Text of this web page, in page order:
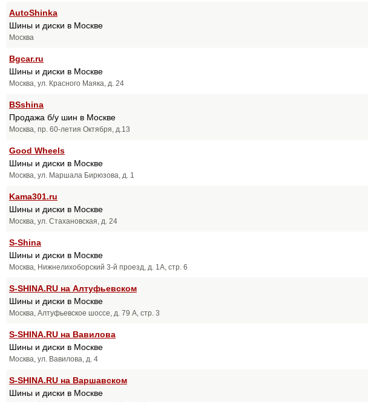
AutoShinka
Шины и диски в Москве
Москва
Bgcar.ru
Шины и диски в Москве
Москва, ул. Красного Маяка, д. 24
BSshina
Продажа б/у шин в Москве
Москва, пр. 60-летия Октября, д.13
Good Wheels
Шины и диски в Москве
Москва, ул. Маршала Бирюзова, д. 1
Kama301.ru
Шины и диски в Москве
Москва, ул. Стахановская, д. 24
S-Shina
Шины и диски в Москве
Москва, Нижнелихоборский 3-й проезд, д. 1А, стр. 6
S-SHINA.RU на Алтуфьевском
Шины и диски в Москве
Москва, Алтуфьевское шоссе, д. 79 А, стр. 3
S-SHINA.RU на Вавилова
Шины и диски в Москве
Москва, ул. Вавилова, д. 4
S-SHINA.RU на Варшавском
Шины и диски в Москве